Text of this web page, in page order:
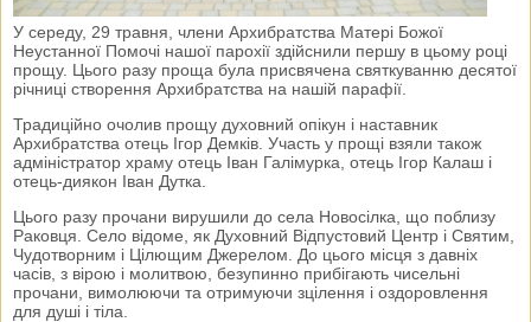
У середу, 29 травня, члени Архибратства Матері Божої
Неустанної Помочі нашої парохії здійснили першу в цьому році
прощу. Цього разу проща була присвячена святкуванню десятої
річниці створення Архибратства на нашій парафії.
Традиційно очолив прощу духовний опікун і наставник
Архибратства отець Ігор Демків. Участь у прощі взяли також
адміністратор храму отець Іван Галімурка, отець Ігор Калаш і
отець-диякон Іван Дутка.
Цього разу прочани вирушили до села Новосілка, що поблизу
Раковця. Село відоме, як Духовний Відпустовий Центр і Святим,
Чудотворним і Цілющим Джерелом. До цього місця з давніх
часів, з вірою і молитвою, безупинно прибігають чисельні
прочани, вимолюючи та отримуючи зцілення і оздоровлення
для душі і тіла.